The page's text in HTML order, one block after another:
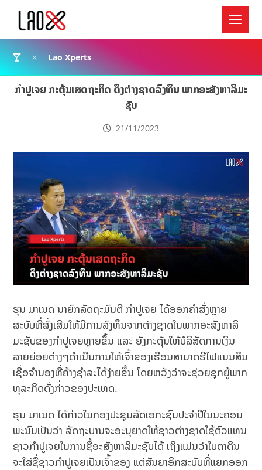
Lao Xperts
ກຳປູເຈຍ ກະຕຸ້ນເສດຖະກິດ ດຶງຕ່າງຊາດລົງທຶນ ພາກອະສັງຫາລິມະ
ຊັບ
21/11/2023
ຮຸນ ມາເນດ ນາຍົກລັດຖະມົນຕີ ກຳປູເຈຍ ໄດ້ອອກຄຳສັ່ງຫຼາຍ
ສະບັບທີ່ສົ່ງເສີມໃຫ້ມີການລົງທຶນຈາກຕ່າງຊາດໃນພາກອະສັງຫາລິ
ມະຊັບຂອງກຳປູເຈຍຫຼາຍຂຶ້ນ ແລະ ຍັງກະຕຸ້ນໃຫ້ບໍລິສັດການເງິນ
ລາຍຍ່ອຍຕ່າງໆດຳເນີນການໃຫ້ເຈົ້າຂອງເຮືອນສາມາດຣີໄຟແນນສິນ
ເຊື່ອຈຳນອງທີ່ຄ້າງຊຳລະໄດ້ງ່າຍຂຶ້ນ ໂດຍຫວັງວ່າຈະຊ່ວຍຊຸກຍູ້ພາກ
ທຸລະກິດດັ່ງກ່່າວຂອງປະເທດ.
ຮຸນ ມາເນດ ໄດ້ກ່າວໃນກອງປະຊຸມລັດເອກະຊົນປະຈຳປີໃນນະຄອນ
ພະນົມເປັນວ່າ ລັດຖະບານຈະອະນຸຍາດໃຫ້ຊາວຕ່າງຊາດໃຊ້ຕົວແທນ
ຊາວກຳປູເຈຍໃນການຊື້ອະສັງຫາລິມະຊັບໄດ້ ເຖິງແມ່ນວ່າໃບຕາດິນ
ຈະໃສ່ຊື່ຊາວກຳປູເຈຍເປັນເຈົ້າຂອງ ແຕ່ສັນຍາອີກສະບັບທີ່ແຍກອອກ